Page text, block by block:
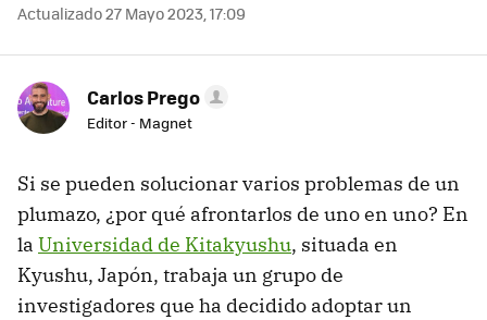
Actualizado 27 Mayo 2023, 17:09
Carlos Prego
Editor - Magnet
Si se pueden solucionar varios problemas de un
plumazo, ¿por qué afrontarlos de uno en uno? En
la Universidad de Kitakyushu, situada en
Kyushu, Japón, trabaja un grupo de
investigadores que ha decidido adoptar un